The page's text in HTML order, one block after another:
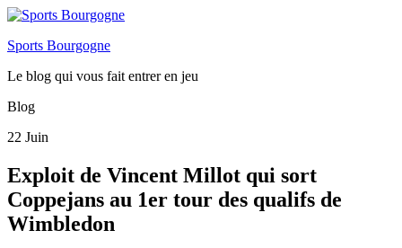
Sports Bourgogne
Le blog qui vous fait entrer en jeu
Blog
22 Juin
Exploit de Vincent Millot qui sort
Coppejans au 1er tour des qualifs de
Wimbledon